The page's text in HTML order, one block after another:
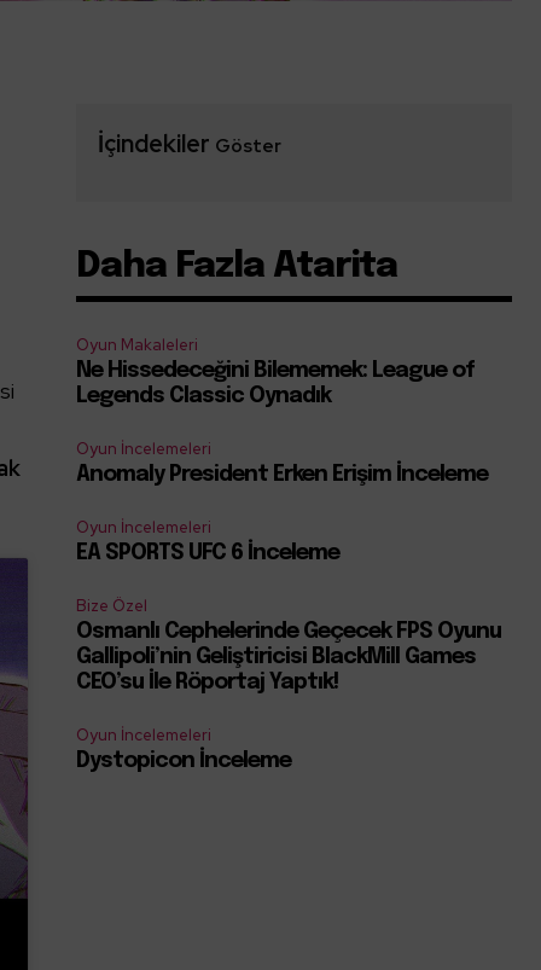
İçindekiler Göster
Daha Fazla Atarita
Oyun Makaleleri
Ne Hissedeceğini Bilememek: League of
Legends Classic Oynadık
Oyun İncelemeleri
Anomaly President Erken Erişim İnceleme
Oyun İncelemeleri
EA SPORTS UFC 6 İnceleme
Bize Özel
Osmanlı Cephelerinde Geçecek FPS Oyunu
Gallipoli’nin Geliştiricisi BlackMill Games
CEO’su İle Röportaj Yaptık!
Oyun İncelemeleri
Dystopicon İnceleme